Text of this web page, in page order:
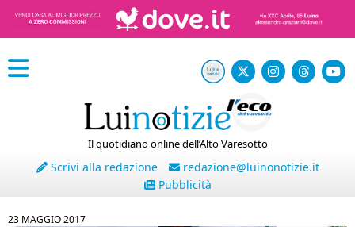
Il quotidiano online dell’Alto Varesotto
Scrivi alla redazione
redazione@luinonotizie.it
Pubblicità
23 MAGGIO 2017